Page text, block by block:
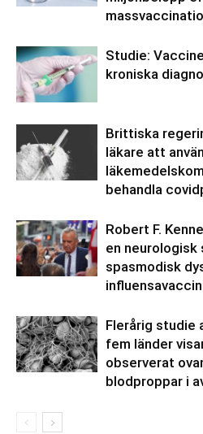
Studie:
kroniska
Brittiska
läkare att
behandla
Robert F.
en neurologisk
spasmodisk
Flerårig studie
fem länder
observerat
blodproppar i